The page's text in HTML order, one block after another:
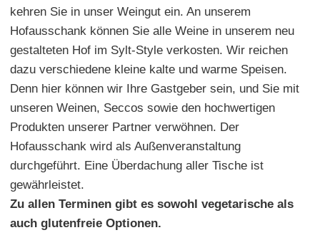
kehren Sie in unser Weingut ein. An unserem
Hofausschank können Sie alle Weine in unserem neu
gestalteten Hof im Sylt-Style verkosten. Wir reichen
dazu verschiedene kleine kalte und warme Speisen.
Denn hier können wir Ihre Gastgeber sein, und Sie mit
unseren Weinen, Seccos sowie den hochwertigen
Produkten unserer Partner verwöhnen. Der
Hofausschank wird als Außenveranstaltung
durchgeführt. Eine Überdachung aller Tische ist
gewährleistet.
Zu allen Terminen gibt es sowohl vegetarische als
auch glutenfreie Optionen.